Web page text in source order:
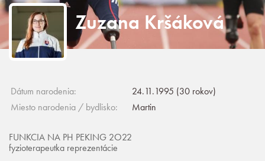
Zuzana Kršáková
Dátum narodenia:
24.11.1995 (30 rokov)
Miesto narodenia / bydlisko:
Martin
FUNKCIA NA PH PEKING 2O22
fyzioterapeutka reprezentácie